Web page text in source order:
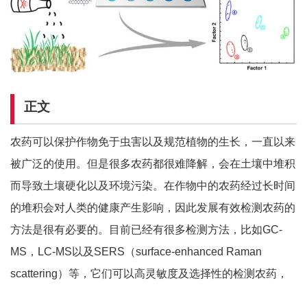
正文
农药可以保护作物免于虫害以及规范植物的生长，一直以来
被广泛的使用。但是很多农药都很难降解，会在土壤中堆积
而导致土壤硬化以及环境污染。在作物中的农药经过长时间
的堆积会对人类的健康产生影响，因此发展有效检测农药的
方法是很有必要的。目前已经有很多检测方法，比如GC-
MS，LC-MS以及SERS（surface-enhanced Raman
scattering）等，它们可以高灵敏度及选择性的检测农药，